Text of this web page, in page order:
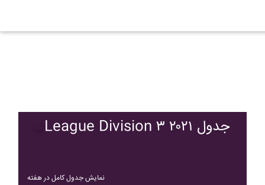
League Division ۳ ۲۰۲۱ جدول
نمایش جدول کامل در هفته